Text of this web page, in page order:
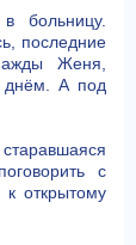
больницу.
последние
Женя,
днём. А под
с
открытому